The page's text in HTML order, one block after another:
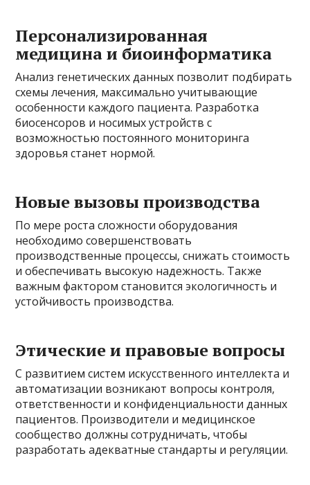
Персонализированная
медицина и биоинформатика
Анализ генетических данных позволит подбирать
схемы лечения, максимально учитывающие
особенности каждого пациента. Разработка
биосенсоров и носимых устройств с
возможностью постоянного мониторинга
здоровья станет нормой.
Новые вызовы производства
По мере роста сложности оборудования
необходимо совершенствовать
производственные процессы, снижать стоимость
и обеспечивать высокую надежность. Также
важным фактором становится экологичность и
устойчивость производства.
Этические и правовые вопросы
С развитием систем искусственного интеллекта и
автоматизации возникают вопросы контроля,
ответственности и конфиденциальности данных
пациентов. Производители и медицинское
сообщество должны сотрудничать, чтобы
разработать адекватные стандарты и регуляции.